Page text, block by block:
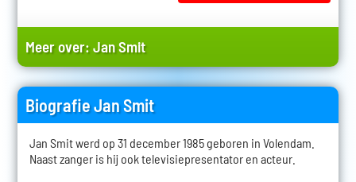
Meer over:Jan Smit
Biografie Jan Smit
Jan Smit werd op 31 december 1985 geboren in Volendam.
Naast zanger is hij ook televisiepresentator en acteur.